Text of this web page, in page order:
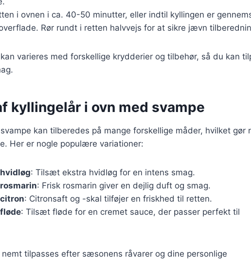
i ovnen i ca. 40-50 minutter, eller indtil kyllingen er
Rør rundt i retten halvvejs for at sikre jævn
varieres med forskellige krydderier og tilbehør, så du kan
kyllingelår i ovn med svampe
kan tilberedes på mange forskellige måder, hvilket gør
Her er nogle populære variationer:
: Tilsæt ekstra hvidløg for en intens smag.
: Frisk rosmarin giver en dejlig duft og smag.
: Citronsaft og -skal tilføjer en friskhed til retten.
: Tilsæt fløde for en cremet sauce, der passer perfekt til
nemt tilpasses efter sæsonens råvarer og dine personlige